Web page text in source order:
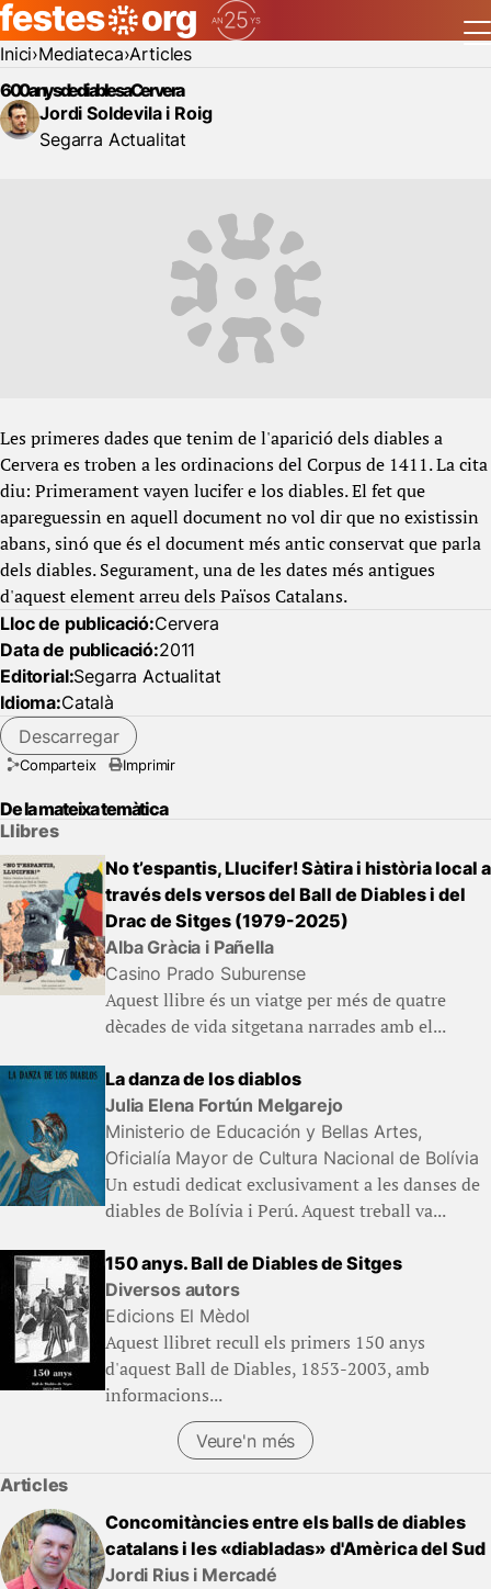
Inici Mediateca Articles
600 anys de diables a Cervera
Jordi Soldevila i Roig
Segarra Actualitat
Les primeres dades que tenim de l'aparició dels diables a
Cervera es troben a les ordinacions del Corpus de 1411. La cita
diu: Primerament vayen lucifer e los diables. El fet que
apareguessin en aquell document no vol dir que no existissin
abans, sinó que és el document més antic conservat que parla
dels diables. Segurament, una de les dates més antigues
d'aquest element arreu dels Països Catalans.
Lloc de publicació:Cervera
Data de publicació:2011
Editorial:Segarra Actualitat
Idioma:Català
Descarregar
Comparteix Imprimir
De la mateixa temàtica
Llibres
No t’espantis, Llucifer! Sàtira i història local a
través dels versos del Ball de Diables i del
Drac de Sitges (1979-2025)
Alba Gràcia i Pañella
Casino Prado Suburense
Aquest llibre és un viatge per més de quatre
dècades de vida sitgetana narrades amb el...
La danza de los diablos
Julia Elena Fortún Melgarejo
Ministerio de Educación y Bellas Artes,
Oficialía Mayor de Cultura Nacional de Bolívia
Un estudi dedicat exclusivament a les danses de
diables de Bolívia i Perú. Aquest treball va...
150 anys. Ball de Diables de Sitges
Diversos autors
Edicions El Mèdol
Aquest llibret recull els primers 150 anys
d'aquest Ball de Diables, 1853-2003, amb
informacions...
Veure'n més
Articles
Concomitàncies entre els balls de diables
catalans i les «diabladas» d'Amèrica del Sud
Jordi Rius i Mercadé